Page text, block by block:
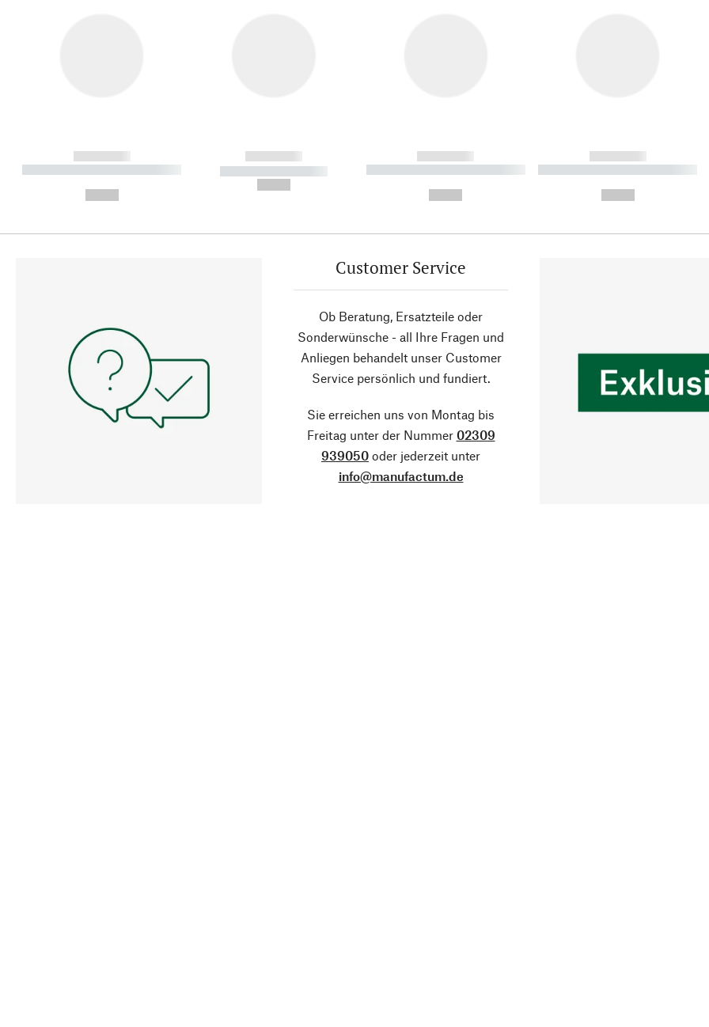
------------
----------- ----------- ----------
------------
----------- -----------
------------
----------- ----------- ----------
------------
----------- ----------- ----------
Customer Service
Ob Beratung, Ersatzteile oder
Sonderwünsche - all Ihre Fragen und
Anliegen behandelt unser Customer
Service persönlich und fundiert.
Sie erreichen uns von Montag bis
Freitag unter der Nummer 02309
939050 oder jederzeit unter
info@manufactum.de